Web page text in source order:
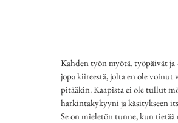
Kahden työn myötä, työpäivät
jopa kiireestä, jolta en ole voinut
pitääkin. Kaapista ei ole tullut
harkintakykyyni ja käsitykseen
Se on mieletön tunne, kun tietää